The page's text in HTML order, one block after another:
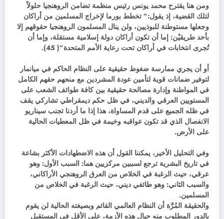
ومن هنا يقترح محمد يونس رئيس منظمة تضامن الروهنجيا حلولاً
لتلك القضية، إذ يقول:” تخطط بورما لإخراج المسلمين من أراكان
وجعلها مستوطنة للبوذيين، ولن ينال المسلمون الروهنجيا حقوقهم إلا
بأحد طريقيْن: إما أن تكون أراكان دولة إسلامية مستقلة، وإما أن
تُجرى انتخابات في أراكان تحت رعاية الأمم المتحدة”( 45).
أو أن يجري ممارسة ضغوط حقيقية على النظام الحاكم في ميانمار
لتوفير ضمانات قوية لتأمين عودة المشردين مع منحهم حقهم الكامل
في المواطنة وإدارة مصالحة حقيقية بين كافة طوائف الشعب على
المستويين العرقي والديني، في ظل حكم ديمقراطي تشاركي يقف
في ظله الجميع على قدم المساواة، هذا إذا ما أردنا تجنب سيناريو
الانفصال الذي قد تكون عواقبه وخيمة في ظل المعطيات الحالية
على الأرض.
وفي التحليل الأخير، يمكننا القول أن هذه الاضطهادات الأكثر بشاعة
في تاريخ البشرية ترجع لسببين مركزيين هما: السبب الأول: وهو
عرقي، حيث الرغبة في الخلاص من العرق الروهنجي الأراكاني،
والسبب الثاني: وهو طائفي ديني، حيث الرغبة في الخلاص من
المسلمين.
والحقيقة المُرَّة أن النظام العالمي القائم وبصيغته الحالية لن يقوم
بالدور المطلوب منه حيال هذه الأزمة، على الأقل في المستقبل